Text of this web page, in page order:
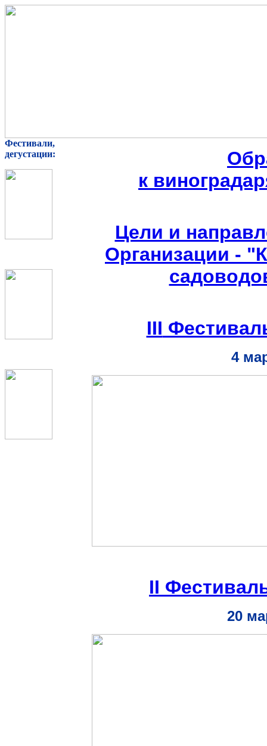
Фестивали,
дегустации:
к
Цели и
Организации -
III
4
II
20